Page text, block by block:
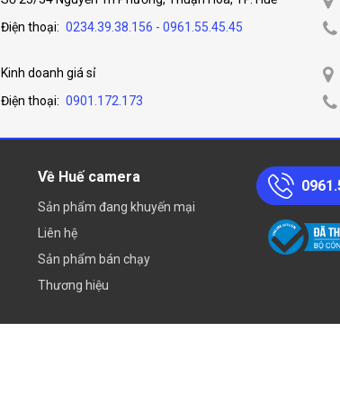
Điện thoại: 0234.39.38.156 - 0961.55.45.45
Kinh doanh giá sỉ
Điện thoại: 0901.172.173
Về Huế camera
Sản phẩm đang khuyến mại
Liên hệ
Sản phẩm bán chạy
Thương hiệu